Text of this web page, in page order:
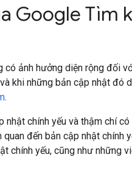
Google Tìm
có ảnh hưởng diện rộng đối
khi những bản cập nhật đó
.
chính yếu và thậm chí
đến bản cập nhật chính
chính yếu, cũng như những